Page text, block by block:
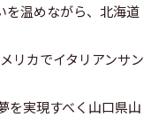
を温めながら、北海道
リカでイタリアンサン
を実現すべく山口県山